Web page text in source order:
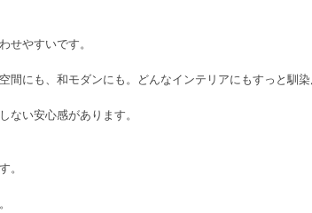
せやすいです。
間にも、和モダンにも。どんなインテリアにもすっと馴
ない安心感があります。
。